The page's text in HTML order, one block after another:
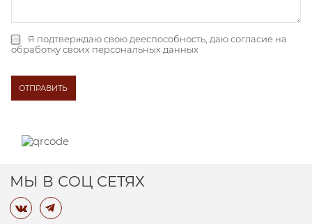
Я подтверждаю свою дееспособность, даюсогласие на
обработку своих персональных данных
МЫ В СОЦ СЕТЯХ